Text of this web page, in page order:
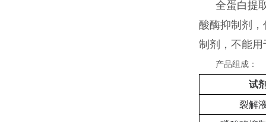
全蛋白提
酸酶抑制剂
制剂，不能
产品组成：
试
裂解